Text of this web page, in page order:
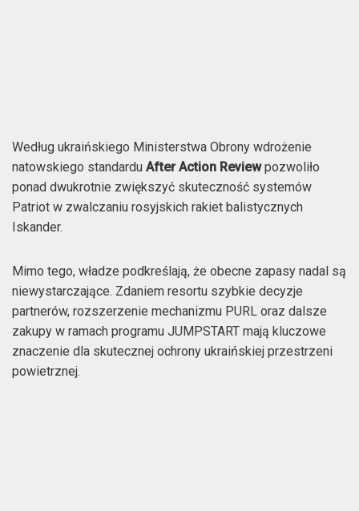
Według ukraińskiego Ministerstwa Obrony wdrożenie
natowskiego standardu After Action Reviewpozwoliło
ponad dwukrotnie zwiększyć skuteczność systemów
Patriot w zwalczaniu rosyjskich rakiet balistycznych
Iskander.
Mimo tego, władze podkreślają, że obecne zapasy nadal są
niewystarczające. Zdaniem resortu szybkie decyzje
partnerów, rozszerzenie mechanizmu PURL oraz dalsze
zakupy w ramach programu JUMPSTART mają kluczowe
znaczenie dla skutecznej ochrony ukraińskiej przestrzeni
powietrznej.